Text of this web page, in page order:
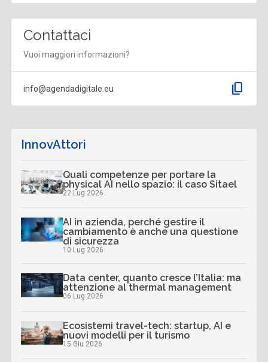
Contattaci
Vuoi maggiori informazioni?
info@agendadigitale.eu content_copy
InnovAttori
Quali competenze per portare la
physical AI nello spazio: il caso Sitael
22 Lug 2026
AI in azienda, perché gestire il
cambiamento è anche una questione
di sicurezza
10 Lug 2026
Data center, quanto cresce l’Italia: ma
attenzione al thermal management
06 Lug 2026
Ecosistemi travel-tech: startup, AI e
nuovi modelli per il turismo
15 Giu 2026